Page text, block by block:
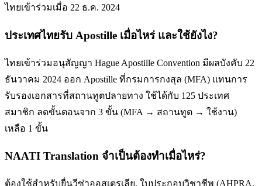
ไทยเข้าร่วมเมื่อ 22 ธ.ค. 2024
ประเทศไทยรับ Apostille เมื่อไหร่ และใช้ยังไง?
ไทยเข้าร่วมอนุสัญญา Hague Apostille Convention มีผลบังคับ 22
ธันวาคม 2024 ออก Apostille ที่กรมการกงสุล (MFA) แทนการ
รับรองเอกสารที่สถานทูตปลายทาง ใช้ได้กับ 125 ประเทศ
สมาชิก ลดขั้นตอนจาก 3 ขั้น (MFA → สถานทูต → ใช้งาน)
เหลือ 1 ขั้น
NAATI Translation จำเป็นต้องทำเมื่อไหร่?
ต้องใช้สำหรับยื่นวีซ่าออสเตรเลีย, ใบประกอบวิชาชีพ (AHPRA,